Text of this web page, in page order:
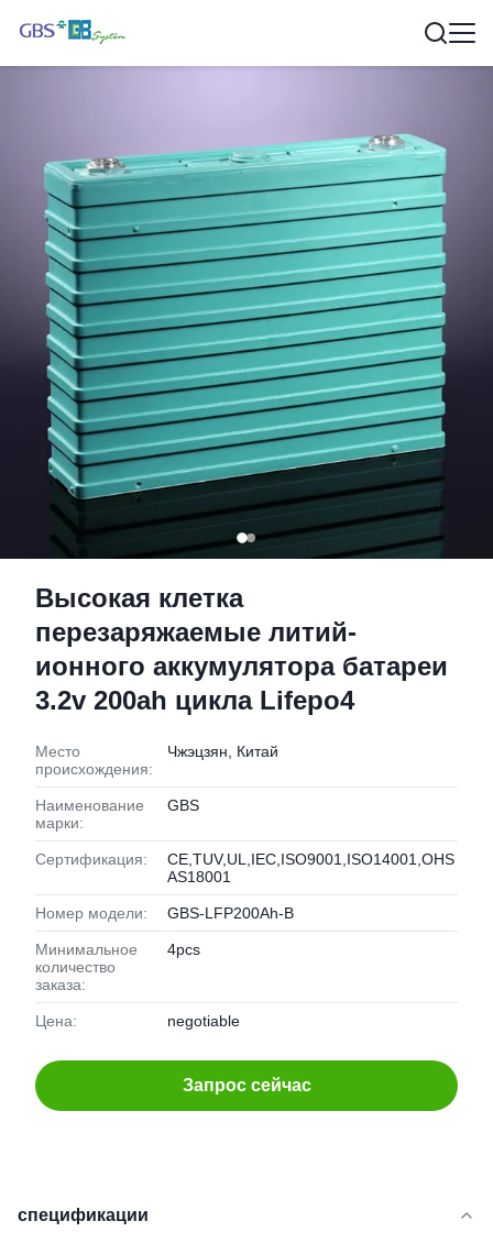
Высокая клетка
перезаряжаемые литий-
ионного аккумулятора батареи
3.2v 200ah цикла Lifepo4
Место
происхождения:
Чжэцзян, Китай
Наименование
марки:
GBS
Сертификация:
CE,TUV,UL,IEC,ISO9001,ISO14001,OHS
AS18001
Номер модели: GBS-LFP200Ah-B
Минимальное
количество
заказа:
4pcs
Цена: negotiable
Запрос сейчас
спецификации